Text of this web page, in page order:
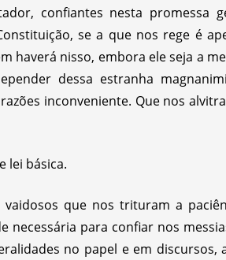
confiantes nesta promessa
se a que nos rege é
haverá nisso, embora ele seja a
dessa estranha
inconveniente. Que nos
lei básica.
vaidosos que nos trituram a
necessária para confiar nos
no papel e em discursos,